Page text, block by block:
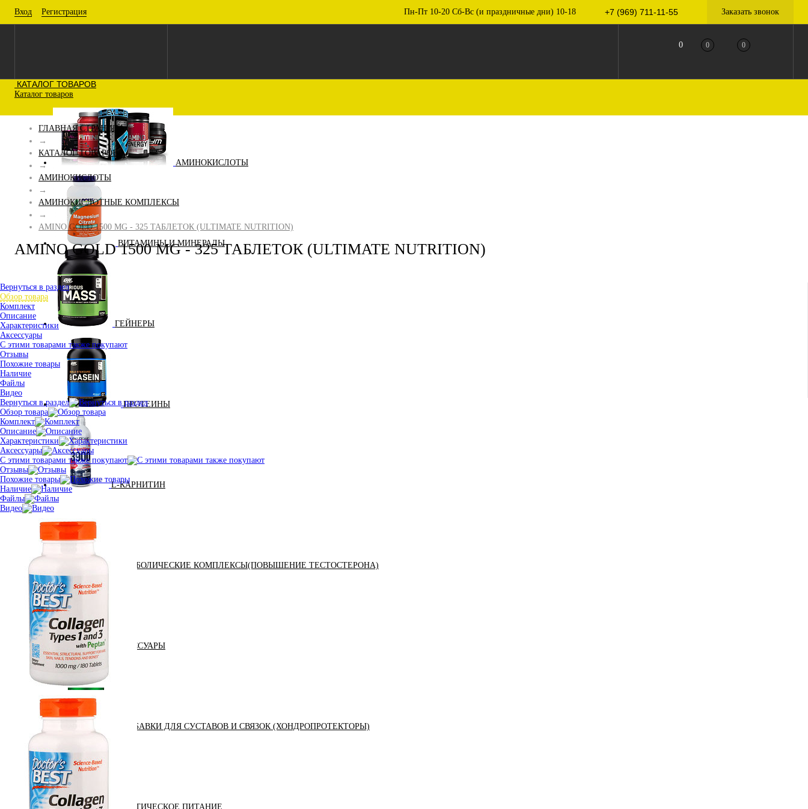
Вход Регистрация Пн-Пт 10-20 Сб-Вс (и праздничные дни) 10-18 +7 (969) 711-11-55 Заказать звонок
0 0 0
КАТАЛОГ ТОВАРОВ
Каталог товаров
АМИНОКИСЛОТЫ
ВИТАМИНЫ И МИНЕРАЛЫ
ГЕЙНЕРЫ
ПРОТЕИНЫ
L-КАРНИТИН
АНАБОЛИЧЕСКИЕ КОМПЛЕКСЫ(ПОВЫШЕНИЕ ТЕСТОСТЕРОНА)
АКСЕССУАРЫ
ДОБАВКИ ДЛЯ СУСТАВОВ И СВЯЗОК (ХОНДРОПРОТЕКТОРЫ)
ДИЕТИЧЕСКОЕ ПИТАНИЕ
ГЛАВНАЯ СТРАНИЦА
→
КАТАЛОГ ТОВАРОВ
→
АМИНОКИСЛОТЫ
→
АМИНОКИСЛОТНЫЕ КОМПЛЕКСЫ
→
AMINO GOLD 1500 MG - 325 ТАБЛЕТОК (ULTIMATE NUTRITION)
AMINO GOLD 1500 MG - 325 ТАБЛЕТОК (ULTIMATE NUTRITION)
Вернуться в раздел
Обзор товара
Комплект
Описание
Характеристики
Аксессуары
С этими товарами также покупают
Отзывы
Похожие товары
Наличие
Файлы
Видео
Вернуться в раздел
Обзор товара
Комплект
Описание
Характеристики
Аксессуары
С этими товарами также покупают
Отзывы
Похожие товары
Наличие
Файлы
Видео